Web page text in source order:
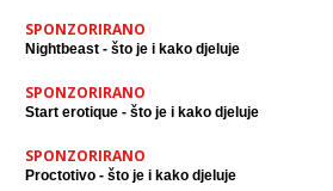
SPONZORIRANO
Nightbeast - što je i kako djeluje
SPONZORIRANO
Start erotique - što je i kako djeluje
SPONZORIRANO
Proctotivo - što je i kako djeluje